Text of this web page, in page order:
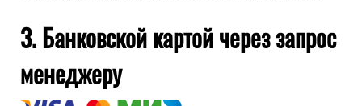
3. Банковской картой через запрос
менеджеру